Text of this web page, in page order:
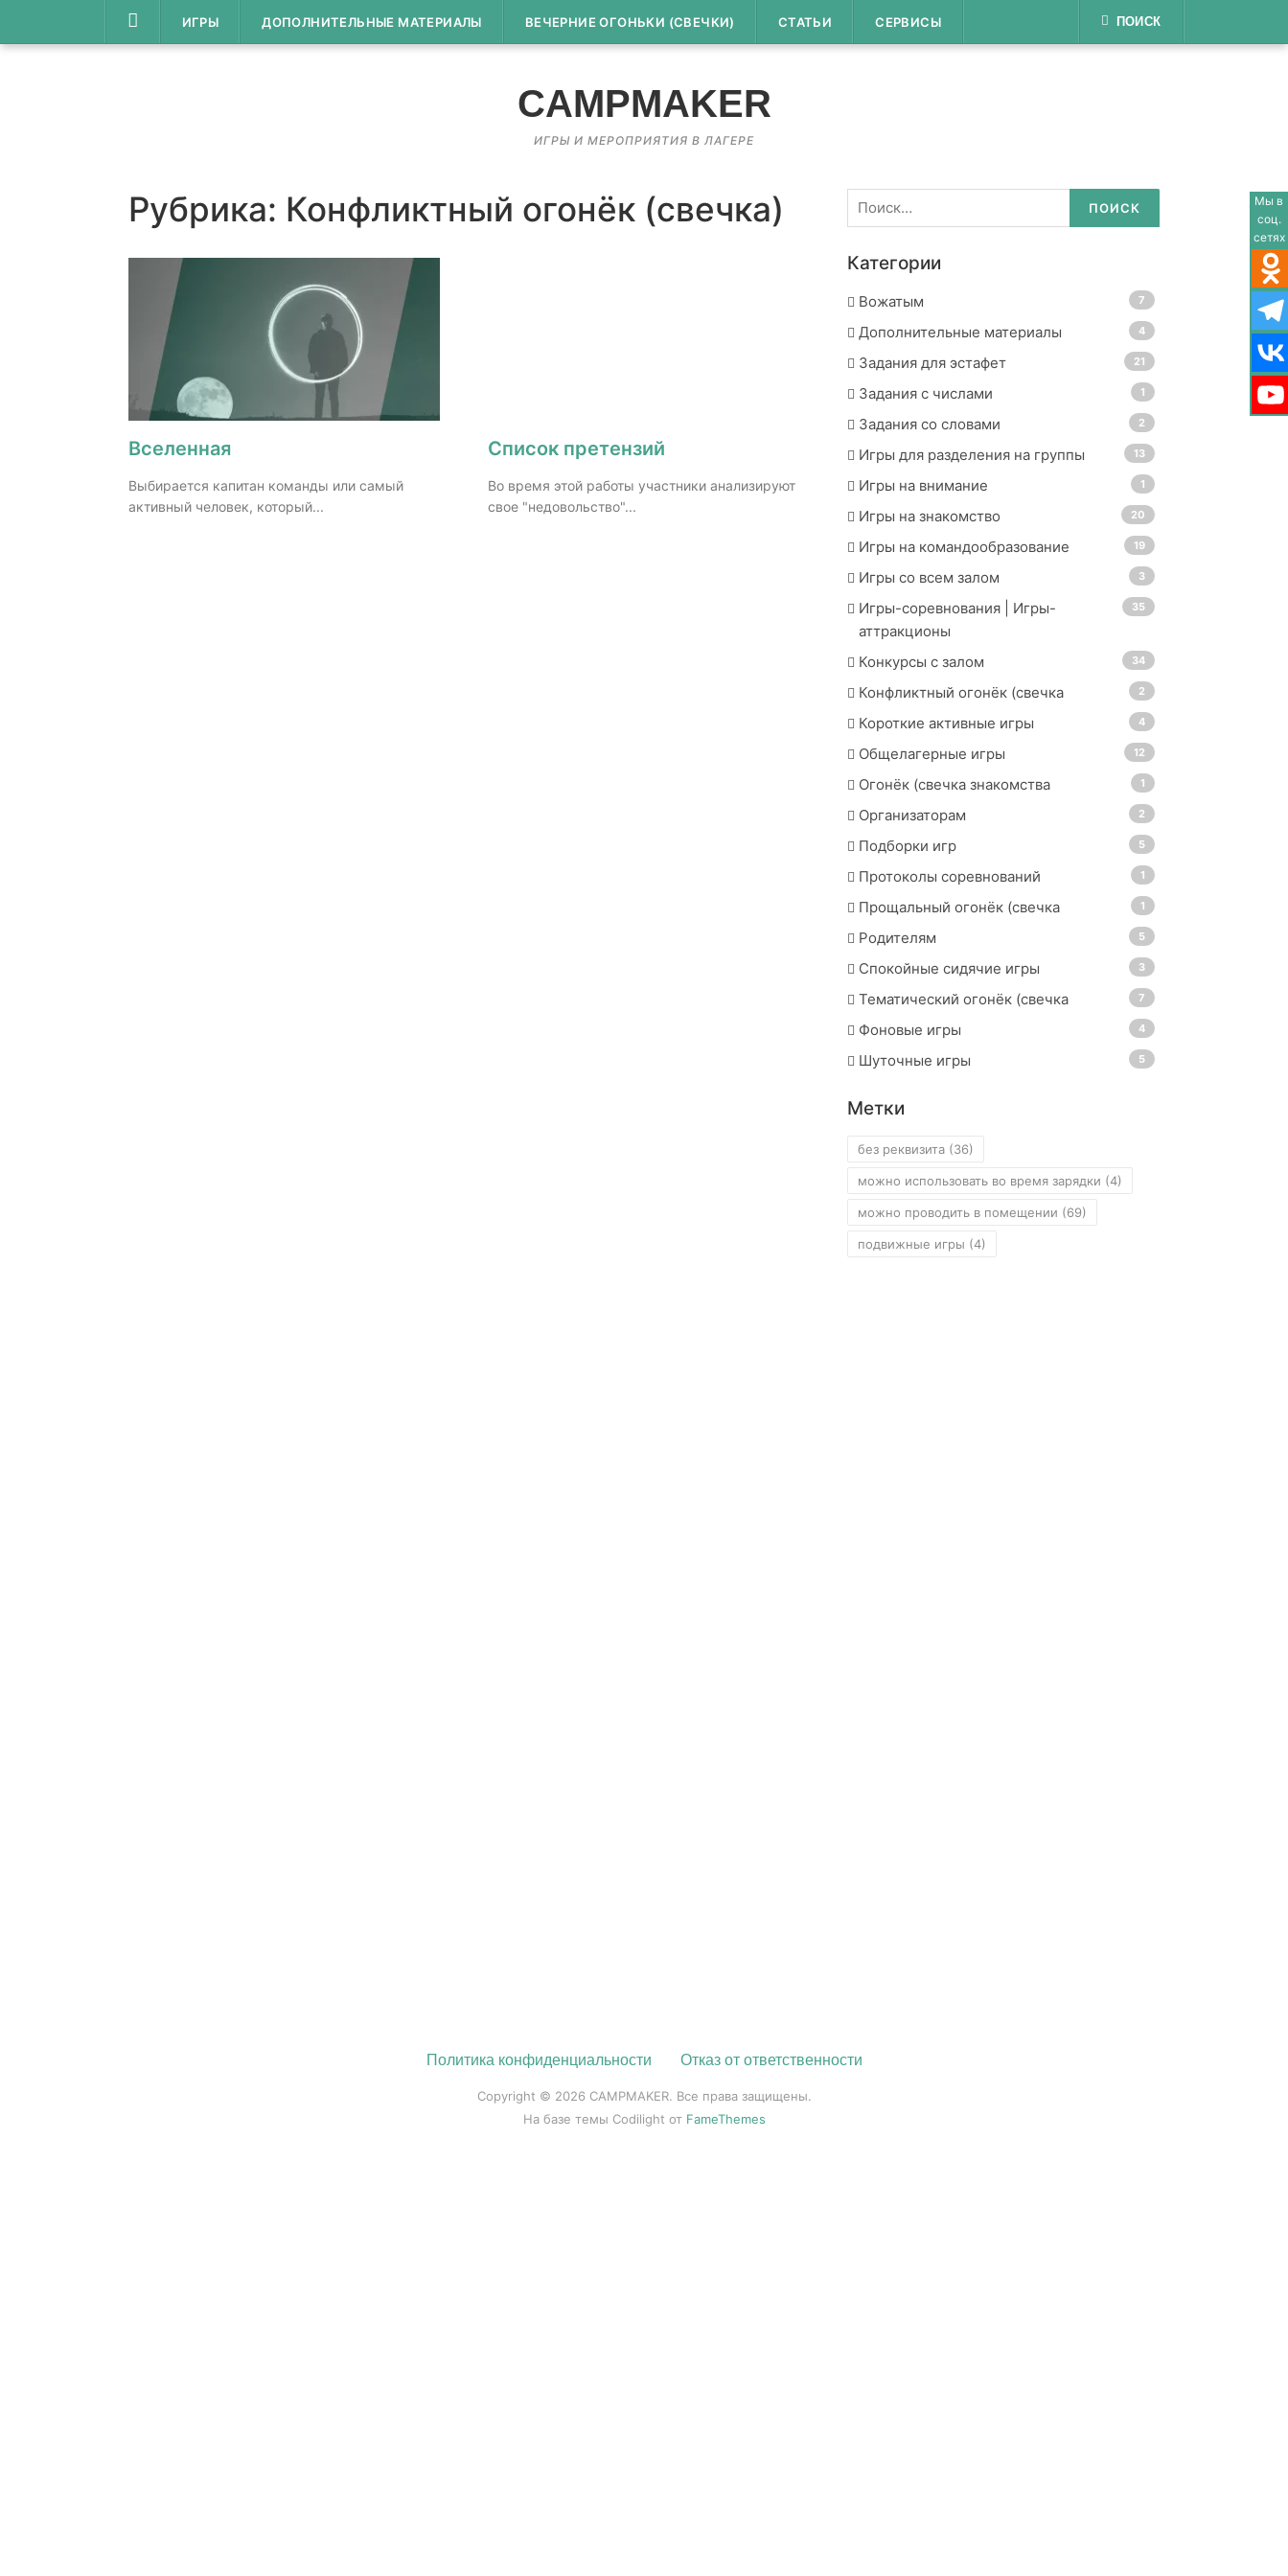
ИГРЫ ДОПОЛНИТЕЛЬНЫЕ МАТЕРИАЛЫ ВЕЧЕРНИЕ ОГОНЬКИ (СВЕЧКИ) СТАТЬИ СЕРВИСЫ ПОИСК
CAMPMAKER
ИГРЫ И МЕРОПРИЯТИЯ В ЛАГЕРЕ
Рубрика: Конфликтный огонёк (свечка)
Вселенная
Выбирается капитан команды или самый
активный человек, который...
Список претензий
Во время этой работы участники анализируют
свое "недовольство"...
Найти:
Категории
Вожатым 7
Дополнительные материалы 4
Задания для эстафет 21
Задания с числами 1
Задания со словами 2
Игры для разделения на группы 13
Игры на внимание 1
Игры на знакомство 20
Игры на командообразование 19
Игры со всем залом 3
Игры-соревнования | Игры-
аттракционы
35
Конкурсы с залом 34
Конфликтный огонёк (свечка 2
Короткие активные игры 4
Общелагерные игры 12
Огонёк (свечка знакомства 1
Организаторам 2
Подборки игр 5
Протоколы соревнований 1
Прощальный огонёк (свечка 1
Родителям 5
Спокойные сидячие игры 3
Тематический огонёк (свечка 7
Фоновые игры 4
Шуточные игры 5
Метки
без реквизита (36)
можно использовать во время зарядки (4)
можно проводить в помещении (69)
подвижные игры (4)
Мы в
соц.
сетях
Политика конфиденциальности Отказ от ответственности
Copyright © 2026 CAMPMAKER. Все права защищены.
На базе темы Codilight от FameThemes